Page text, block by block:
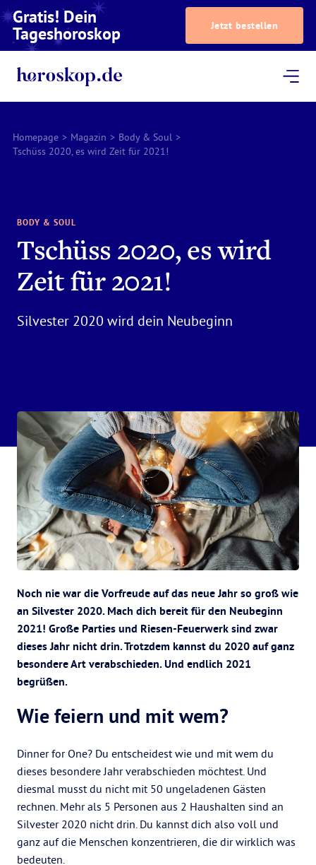
Gratis! Dein
Tageshoroskop Jetzt bestellen
Homepage > Magazin > Body & Soul >
Tschüss 2020, es wird Zeit für 2021!
BODY & SOUL
Tschüss 2020, es wird
Zeit für 2021!
Silvester 2020 wird dein Neubeginn
Noch nie war die Vorfreude auf das neue Jahr so groß wie
an Silvester 2020. Mach dich bereit für den Neubeginn
2021! Große Parties und Riesen-Feuerwerk sind zwar
dieses Jahr nicht drin. Trotzdem kannst du 2020 auf ganz
besondere Art verabschieden. Und endlich 2021
begrüßen.
Wie feiern und mit wem?
Dinner for One? Du entscheidest wie und mit wem du
dieses besondere Jahr verabschieden möchtest. Und
diesmal musst du nicht mit 50 ungeladenen Gästen
rechnen. Mehr als 5 Personen aus 2 Haushalten sind an
Silvester 2020 nicht drin. Du kannst dich also voll und
ganz auf die Menschen konzentrieren, die dir wirklich was
bedeuten.